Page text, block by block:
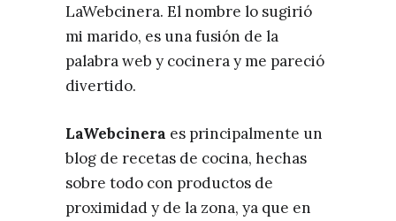
LaWebcinera. El nombre lo sugirió
mi marido, es una fusión de la
palabra web y cocinera y me pareció
divertido.
LaWebcinera es principalmente un
blog de recetas de cocina, hechas
sobre todo con productos de
proximidad y de la zona, ya que en